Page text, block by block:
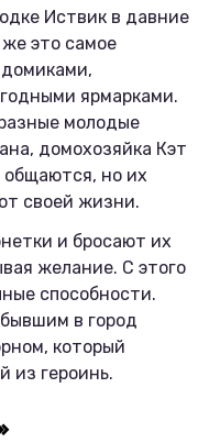
Иствик в давние
это самое
ярмарками.
молодые
домохозяйка Кэт
но их
своей жизни.
и бросают их
желание. С этого
способности.
в город
который
из героинь.